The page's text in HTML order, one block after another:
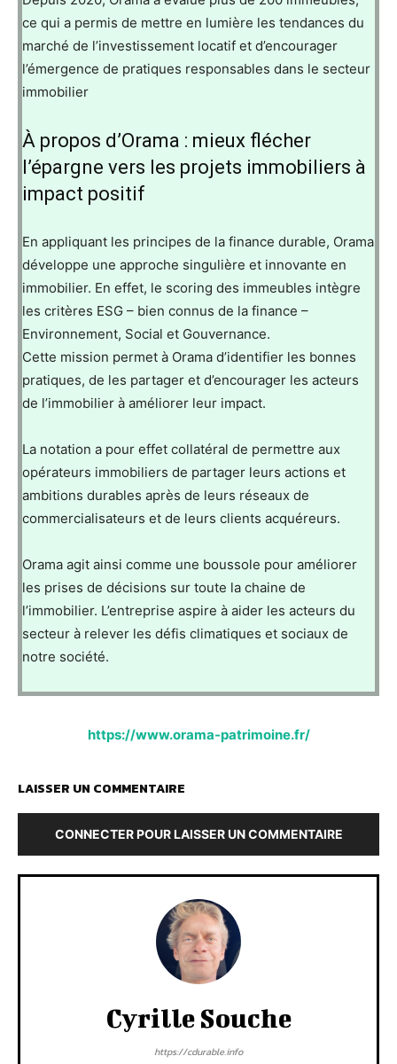
ce qui a permis de mettre en lumière les tendances du
marché de l’investissement locatif et d’encourager
l’émergence de pratiques responsables dans le secteur
immobilier
À propos d’Orama : mieux flécher
l’épargne vers les projets immobiliers à
impact positif
En appliquant les principes de la finance durable, Orama
développe une approche singulière et innovante en
immobilier. En effet, le scoring des immeubles intègre
les critères ESG – bien connus de la finance –
Environnement, Social et Gouvernance.
Cette mission permet à Orama d’identifier les bonnes
pratiques, de les partager et d’encourager les acteurs
de l’immobilier à améliorer leur impact.
La notation a pour effet collatéral de permettre aux
opérateurs immobiliers de partager leurs actions et
ambitions durables après de leurs réseaux de
commercialisateurs et de leurs clients acquéreurs.
Orama agit ainsi comme une boussole pour améliorer
les prises de décisions sur toute la chaine de
l’immobilier. L’entreprise aspire à aider les acteurs du
secteur à relever les défis climatiques et sociaux de
notre société.
https://www.orama-patrimoine.fr/
LAISSER UN COMMENTAIRE
CONNECTER POUR LAISSER UN COMMENTAIRE
Cyrille Souche
https://cdurable.info